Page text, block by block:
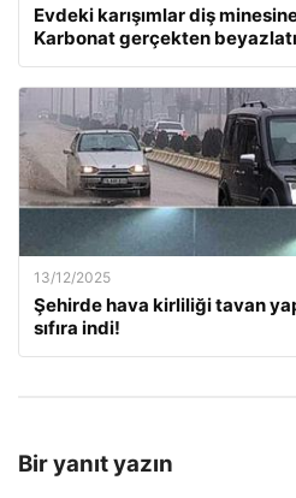
Evdeki karışımlar diş
Karbonat gerçekten
13/12/2025
Şehirde hava kirliliği tavan
sıfıra indi!
Bir yanıt yazın